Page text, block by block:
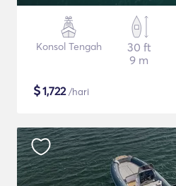
Konsol Tengah
30 ft
9 m
$1,722/hari